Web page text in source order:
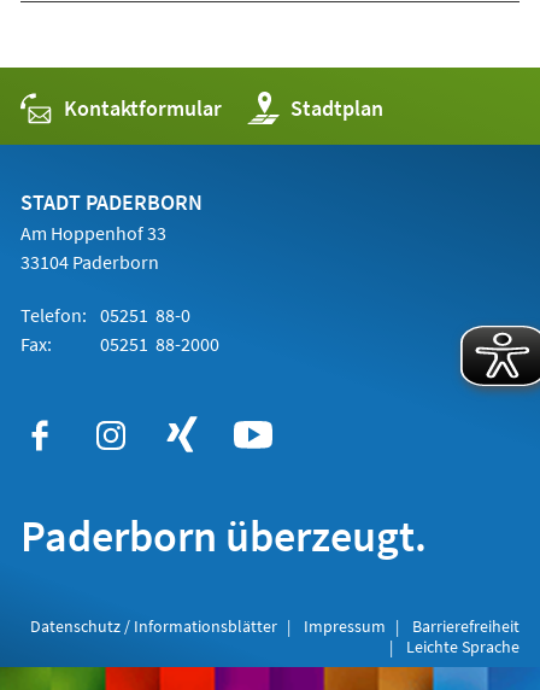
Kontaktformular Stadtplan
(Öffnet
in
einem
STADT PADERBORN
Am Hoppenhof 33
33104 Paderborn
Telefon: 05251 88-0
Fax:
05251 88-2000
Paderborn überzeugt.
Datenschutz / Informationsblätter Impressum
Barrierefreiheit
Leichte Sprache